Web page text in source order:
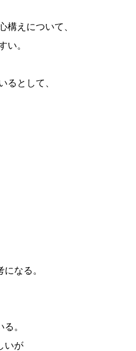
構えについて、
い。
るとして、
なる。
。
いが